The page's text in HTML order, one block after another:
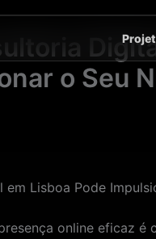
o Seu
Lisboa Pode
online eficaz é